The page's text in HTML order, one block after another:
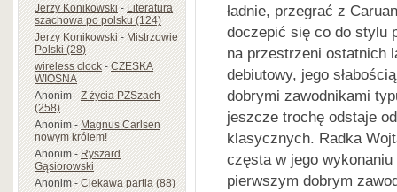
Jerzy Konikowski-Literatura
szachowa po polsku (124)
Jerzy Konikowski-Mistrzowie
Polski (28)
wireless clock-CZESKA
WIOSNA
Anonim-Z życia PZSzach
(258)
Anonim-Magnus Carlsen
nowym królem!
Anonim-Ryszard
Gąsiorowski
Anonim-Ciekawa partia (88)
ładnie, przegrać z
doczepić się co do stylu
na przestrzeni ostatnich
debiutowy, jego
dobrymi zawodnikami
jeszcze trochę odstaje
klasycznych. Radka
częsta w jego
pierwszym dobrym